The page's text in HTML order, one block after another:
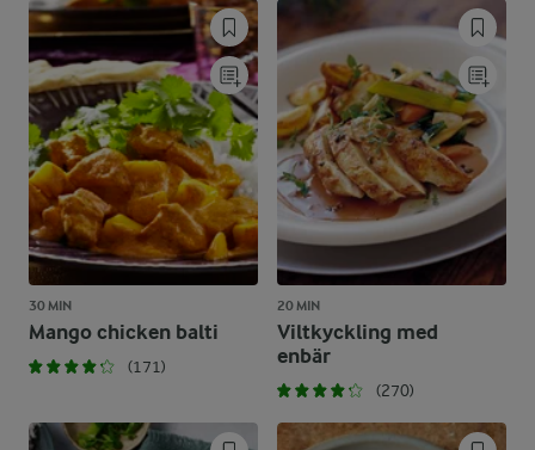
30 MIN
Mango chicken balti
(171)
20 MIN
Viltkyckling med
enbär
(270)